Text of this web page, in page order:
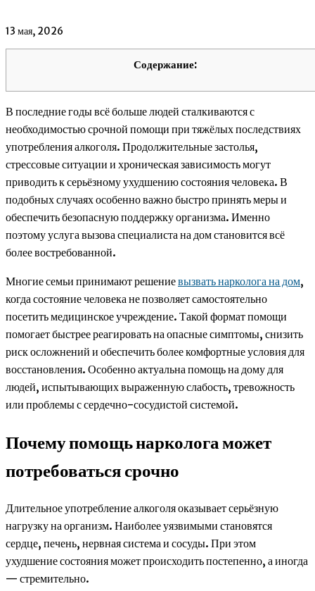
13 мая, 2026
Содержание:
В последние годы всё больше людей сталкиваются с
необходимостью срочной помощи при тяжёлых последствиях
употребления алкоголя. Продолжительные застолья,
стрессовые ситуации и хроническая зависимость могут
приводить к серьёзному ухудшению состояния человека. В
подобных случаях особенно важно быстро принять меры и
обеспечить безопасную поддержку организма. Именно
поэтому услуга вызова специалиста на дом становится всё
более востребованной.
Многие семьи принимают решениевызвать нарколога на дом,
когда состояние человека не позволяет самостоятельно
посетить медицинское учреждение. Такой формат помощи
помогает быстрее реагировать на опасные симптомы, снизить
риск осложнений и обеспечить более комфортные условия для
восстановления. Особенно актуальна помощь на дому для
людей, испытывающих выраженную слабость, тревожность
или проблемы с сердечно-сосудистой системой.
Почему помощь нарколога может
потребоваться срочно
Длительное употребление алкоголя оказывает серьёзную
нагрузку на организм. Наиболее уязвимыми становятся
сердце, печень, нервная система и сосуды. При этом
ухудшение состояния может происходить постепенно, а иногда
— стремительно.